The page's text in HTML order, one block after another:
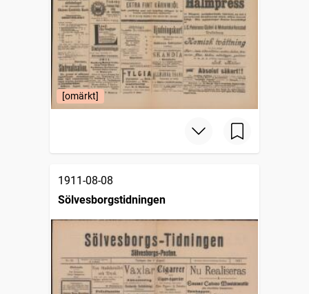
[omärkt]
1911-08-08
Sölvesborgstidningen